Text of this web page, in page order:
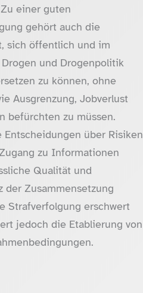
einer guten
gehört auch die
sich öffentlich und im
und Drogenpolitik
zu können, ohne
Ausgrenzung, Jobverlust
befürchten zu müssen.
Entscheidungen über Risiken
zu Informationen
Qualität und
der Zusammensetzung
Strafverfolgung erschwert
jedoch die Etablierung von